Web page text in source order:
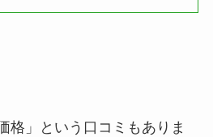
格」という口コミもありま